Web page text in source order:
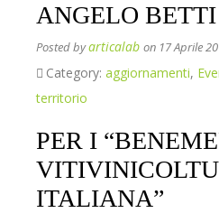
ANGELO BETTI
Posted byarticalab on 17 Aprile
Category: aggiornamenti,
territorio
PER I
ITALIANA”